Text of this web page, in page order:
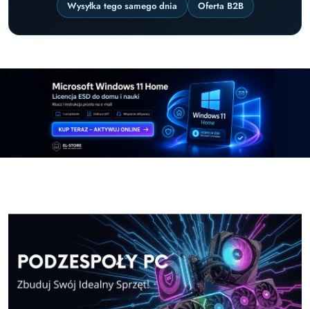
Wysyłka tego samego dnia
Oferta B2B
Pomiń karuzelę promocyjną